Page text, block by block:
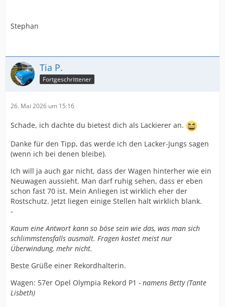
Stephan
Tia P.
Fortgeschrittener
26. Mai 2026 um 15:16
Schade, ich dachte du bietest dich als Lackierer an.
Danke für den Tipp, das werde ich den Lacker-Jungs sagen
(wenn ich bei denen bleibe).
Ich will ja auch gar nicht, dass der Wagen hinterher wie ein
Neuwagen aussieht. Man darf ruhig sehen, dass er eben
schon fast 70 ist. Mein Anliegen ist wirklich eher der
Rostschutz. Jetzt liegen einige Stellen halt wirklich blank.
-
Kaum eine Antwort kann so böse sein wie das, was man sich
schlimmstensfalls ausmalt. Fragen kostet meist nur
Überwindung, mehr nicht.
Beste Grüße einer Rekordhalterin.
Wagen: 57er Opel Olympia Rekord P1 - namens Betty (Tante
Lisbeth)